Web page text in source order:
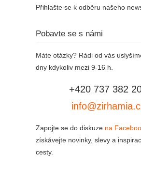
Přihlašte se k odběru našeho
Pobavte se s námi
Máte otázky? Rádi od vás
dny kdykoliv mezi 9-16 h.
+420 737 382
Zapojte se do diskuze na
získávejte novinky, slevy a
cesty.